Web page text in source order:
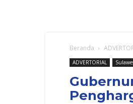
Beranda
ADVERTORIAL